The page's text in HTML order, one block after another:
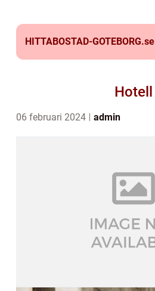
HITTABOSTAD-GOTEBORG.se
Hotell
06 februari 2024 admin